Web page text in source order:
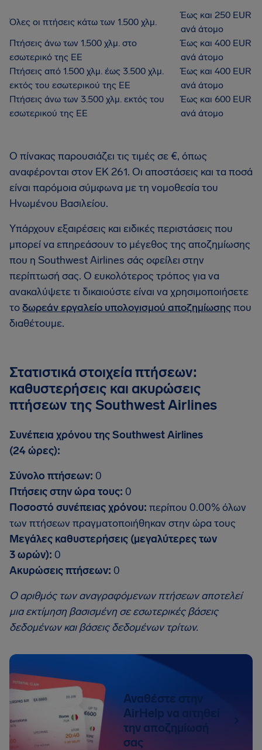
Όλες οι πτήσεις κάτω των 1.500 χλμ.
Έως και 250 EUR
ανά άτομο
Πτήσεις άνω των 1.500 χλμ. στο
εσωτερικό της ΕΕ
Έως και 400 EUR
ανά άτομο
Πτήσεις από 1.500 χλμ. έως 3.500 χλμ.
εκτός του εσωτερικού της ΕΕ
Έως και 400 EUR
ανά άτομο
Πτήσεις άνω των 3.500 χλμ. εκτός του
εσωτερικού της ΕΕ
Έως και 600 EUR
ανά άτομο
Ο πίνακας παρουσιάζει τις τιμές σε €, όπως
αναφέρονται στον ΕΚ 261. Οι αποστάσεις και τα ποσά
είναι παρόμοια σύμφωνα με τη νομοθεσία του
Ηνωμένου Βασιλείου.
Υπάρχουν εξαιρέσεις και ειδικές περιστάσεις που
μπορεί να επηρεάσουν το μέγεθος της αποζημίωσης
που η Southwest Airlines σάς οφείλει στην
περίπτωσή σας. Ο ευκολότερος τρόπος για να
ανακαλύψετε τι δικαιούστε είναι να χρησιμοποιήσετε
τοδωρεάν εργαλείο υπολογισμού αποζημίωσηςπου
διαθέτουμε.
Στατιστικά στοιχεία πτήσεων:
καθυστερήσεις και ακυρώσεις
πτήσεων της Southwest Airlines
Συνέπεια χρόνου της Southwest Airlines
(24 ώρες):
Σύνολο πτήσεων: 0
Πτήσεις στην ώρα τους: 0
Ποσοστό συνέπειας χρόνου: περίπου 0.00% όλων
των πτήσεων πραγματοποιήθηκαν στην ώρα τους
Μεγάλες καθυστερήσεις (μεγαλύτερες των
3 ωρών): 0
Ακυρώσεις πτήσεων: 0
Ο αριθμός των αναγραφόμενων πτήσεων αποτελεί
μια εκτίμηση βασισμένη σε εσωτερικές βάσεις
δεδομένων και βάσεις δεδομένων τρίτων.
Αναθέστε στην
AirHelp να αιτηθεί
την αποζημίωσή
σας